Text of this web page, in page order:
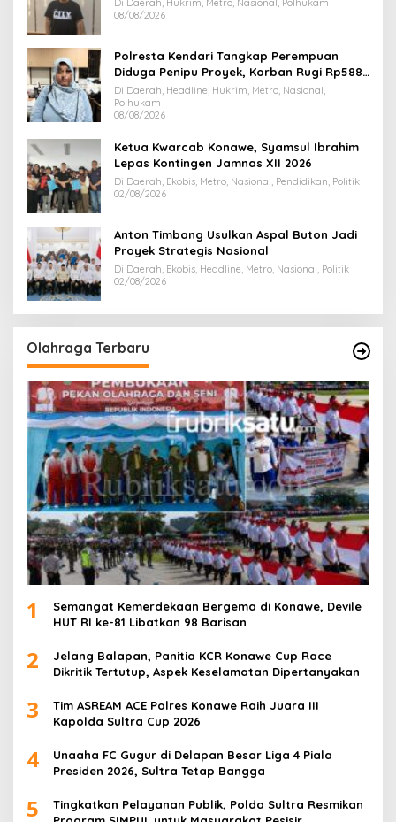
Di Daerah, Hukrim, Metro, Nasional, Polhukam
08/08/2026
Polresta Kendari Tangkap Perempuan
Diduga Penipu Proyek, Korban Rugi Rp588,1
Juta
Di Daerah, Headline, Hukrim, Metro, Nasional,
Polhukam
08/08/2026
Ketua Kwarcab Konawe, Syamsul Ibrahim
Lepas Kontingen Jamnas XII 2026
Di Daerah, Ekobis, Metro, Nasional, Pendidikan, Politik
02/08/2026
Anton Timbang Usulkan Aspal Buton Jadi
Proyek Strategis Nasional
Di Daerah, Ekobis, Headline, Metro, Nasional, Politik
02/08/2026
Olahraga Terbaru
1
Semangat Kemerdekaan Bergema di Konawe, Devile
HUT RI ke-81 Libatkan 98 Barisan
2
Jelang Balapan, Panitia KCR Konawe Cup Race
Dikritik Tertutup, Aspek Keselamatan Dipertanyakan
3
Tim ASREAM ACE Polres Konawe Raih Juara III
Kapolda Sultra Cup 2026
4
Unaaha FC Gugur di Delapan Besar Liga 4 Piala
Presiden 2026, Sultra Tetap Bangga
5
Tingkatkan Pelayanan Publik, Polda Sultra Resmikan